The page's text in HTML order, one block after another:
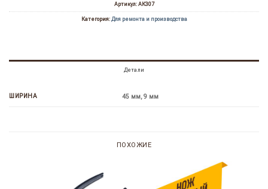
Артикул: АК307
Категория: Для ремонта и производства
Детали
ШИРИНА 45 мм, 9 мм
ПОХОЖИЕ